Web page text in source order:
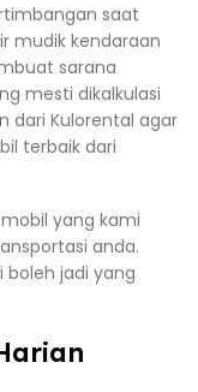
saat
mudik kendaraan
sarana
mesti dikalkulasi
dari Kulorental agar
terbaik dari
yang kami
anda.
boleh jadi yang